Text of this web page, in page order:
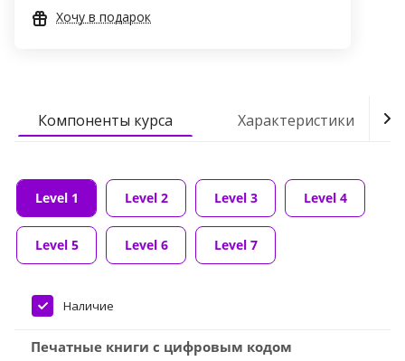
Хочу в подарок
Компоненты курса Характеристики
Level 1 Level 2 Level 3 Level 4
Level 5 Level 6 Level 7
Наличие
Печатные книги с цифровым кодом